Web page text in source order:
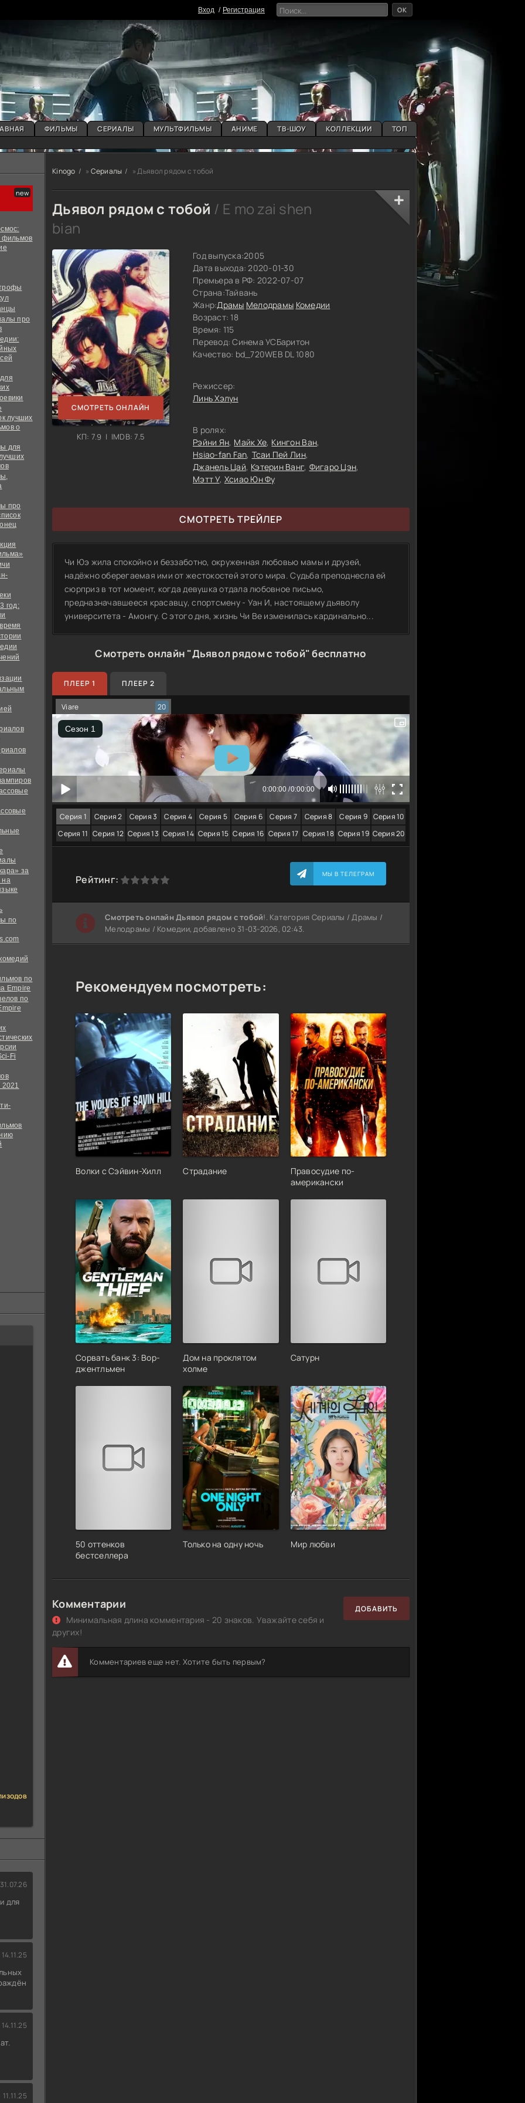
Вxoд Регистрация OK
ФИЛЬМЫ СЕРИАЛЫ МУЛЬТФИЛЬМЫ АНИМЕ ТВ-ШОУ КОЛЛЕКЦИИ ТОП
фильмов
про
лучших
о
для
про
год:
за
на
по
по
Empire
по
Fi
31.07.26
для
14.11.25
14.11.25
11.11.25
Kinogo » Сериалы » Дьявол рядом с тобой
Дьявол рядом с тобой / E mo zai shen
bian
СМОТРЕТЬ ОНЛАЙН
КП: 7.9 | IMDB: 7.5
Год выпуска:2005
Дата выхода: 2020-01-30
Премьера в РФ: 2022-07-07
Страна:Тайвань
Жанр:Драмы Мелодрамы Комедии
Возраст: 18
Время: 115
Перевод:Синема УСБаритон
Качество: bd_720WEB DL 1080
Режиссер:
Линь Хэлун
В ролях:
Рэйни Ян Майк Хе Кингон Ван
Hsiao-fan Fan Тсаи Пей Лин
Джанель Цай Кэтерин Ванг Фигаро Цэн
Мэтт У Хсиао Юн Фу
СМОТРЕТЬ ТРЕЙЛЕР
Чи Юэ жила спокойно и беззаботно, окруженная любовью мамы и друзей,
надёжно оберегаемая ими от жестокостей этого мира. Судьба преподнесла ей
сюрприз в тот момент, когда девушка отдала любовное письмо,
предназначавшееся красавцу, спортсмену - Уан И, настоящему дьяволу
университета - Амонгу. С этого дня, жизнь Чи Ве изменилась кардинально...
Смотреть онлайн "Дьявол рядом с тобой" бесплатно
ПЛЕЕР 1 ПЛЕЕР 2
Viare 20
Серия 1 Серия 2 Серия 3 Серия 4 Серия 5 Серия 6 Серия 7 Серия 8 Серия 9 Серия 10
Серия 11 Серия 12 Серия 13 Серия 14 Серия 15 Серия 16 Серия 17 Серия 18 Серия 19 Серия 20
Рейтинг:
0 2 3 4 5 МЫ В ТЕЛЕГРАМ
Cмотреть онлайн Дьявол рядом с тобой!. Категория Сериалы / Драмы /
Мелодрамы / Комедии, добавлено 31-03-2026, 02:43.
Рекомендуем посмотреть:
Волки с Сэйвин-Хилл Страдание
Правосудие по-
американски
Сорвать банк 3: Вор-
джентльмен
Дом на проклятом
холме
Сатурн
50 оттенков
бестселлера
Только на одну ночь Мир любви
Комментарии
Минимальная длина комментария - 20 знаков. Уважайте себя и
других!
ДОБАВИТЬ
Комментариев еще нет. Хотите быть первым?